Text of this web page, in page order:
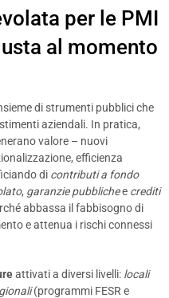
per le PMI
al momento
di strumenti pubblici che
aziendali. In pratica,
valore – nuovi
efficienza
di contributi a fondo
, garanzie pubblichee crediti
abbassa il fabbisogno di
e attenua i rischi connessi
attivati a diversi livelli: locali
(programmi FESR e